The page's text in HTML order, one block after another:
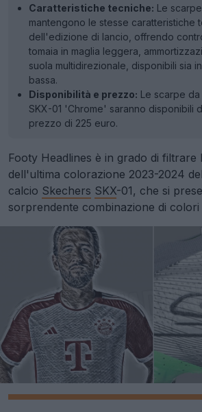
Caratteristiche tecniche: Le
mantengono le stesse caratteristiche
dell'edizione di lancio, offrendo
tomaia in maglia leggera,
suola multidirezionale, disponibili sia
bassa.
Disponibilità e prezzo: Le scarpe
SKX-01 'Chrome' saranno disponibili
prezzo di 225 euro.
Footy Headlines è in grado di filtrare
dell'ultima colorazione 2023-2024
calcio Skechers SKX-01, che si
sorprendente combinazione di